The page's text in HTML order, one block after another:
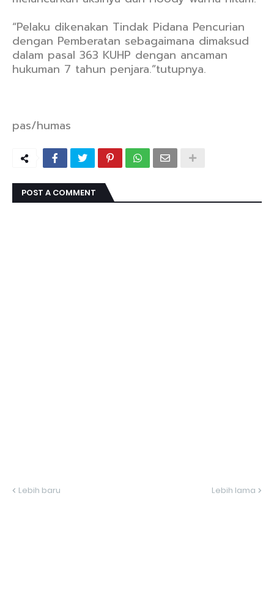
“Pelaku dikenakan Tindak Pidana Pencurian
dengan Pemberatan sebagaimana dimaksud
dalam pasal 363 KUHP dengan ancaman
hukuman 7 tahun penjara.”tutupnya.
pas/humas
POST A COMMENT
Lebih baru Lebih lama